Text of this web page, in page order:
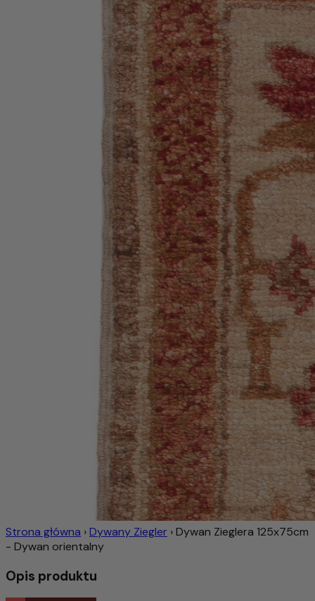
Strona główna ›Dywany Ziegler ›Dywan Zieglera 125x75cm
- Dywan orientalny
Opis produktu